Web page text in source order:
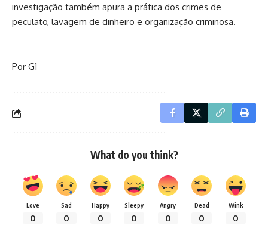
investigação também apura a prática dos crimes de
peculato, lavagem de dinheiro e organização criminosa.
Por G1
What do you think?
Love
0
Sad
0
Happy
0
Sleepy
0
Angry
0
Dead
0
Wink
0